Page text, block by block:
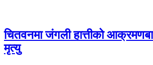
चितवनमा जंगली हात्तीको
मृत्यु